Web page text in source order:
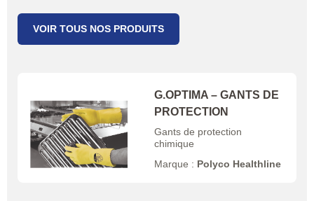
VOIR TOUS NOS PRODUITS
G.OPTIMA – GANTS DE
PROTECTION
Gants de protection
chimique
Marque : Polyco Healthline